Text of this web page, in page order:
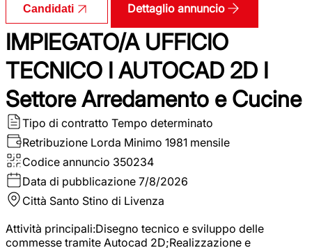
Candidati Dettaglio annuncio
IMPIEGATO/A UFFICIO
TECNICO I AUTOCAD 2D I
Settore Arredamento e Cucine
Tipo di contratto Tempo determinato
Retribuzione Lorda Minimo 1981 mensile
Codice annuncio 350234
Data di pubblicazione 7/8/2026
Città Santo Stino di Livenza
Attività principali:Disegno tecnico e sviluppo delle
commesse tramite Autocad 2D;Realizzazione e